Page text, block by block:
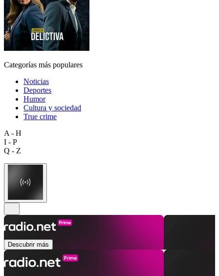
Categorías más populares
Noticias
Deportes
Humor
Cultura y sociedad
True crime
A - H
I - P
Q - Z
Descubrir más